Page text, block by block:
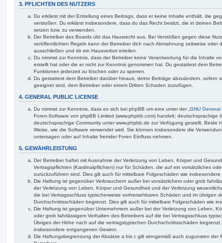
3. PFLICHTEN DES NUTZERS
Du erklärst mit der Erstellung eines Beitrags, dass er keine Inhalte enthält, die
verstoßen. Du erklärst insbesondere, dass du das Recht besitzt, die in deinen
setzen bzw. zu verwenden.
Der Betreiber des Boards übt das Hausrecht aus. Bei Verstößen gegen diese
veröffentlichten Regeln kann der Betreiber dich nach Abmahnung zeitweise oder
ausschließen und dir ein Hausverbot erteilen.
Du nimmst zur Kenntnis, dass der Betreiber keine Verantwortung für die Inhalte
erstellt hat oder die er nicht zur Kenntnis genommen hat. Du gestattest dem
Funktionen jederzeit zu löschen oder zu sperren.
Du gestattest dem Betreiber darüber hinaus, deine Beiträge abzuändern, sofern
geeignet sind, dem Betreiber oder einem Dritten Schaden zuzufügen.
4. GENERAL PUBLIC LICENSE
Du nimmst zur Kenntnis, dass es sich bei phpBB um eine unter der „ GNU
Foren-Software von phpBB Limited (www.phpbb.com) handelt; deutschsprachige
deutschsprachige Community unter www.phpbb.de zur Verfügung gestellt. Beide
Weise, wie die Software verwendet wird. Sie können insbesondere die
untersagen oder auf Inhalte fremder Foren Einfluss nehmen.
5. GEWÄHRLEISTUNG
Der Betreiber haftet mit Ausnahme der Verletzung von Leben, Körper und
Vertragspflichten (Kardinalpflichten) nur für Schäden, die auf ein vorsätzliches
zurückzuführen sind. Dies gilt auch für mittelbare Folgeschäden wie
Die Haftung ist gegenüber Verbrauchern außer bei vorsätzlichem oder grob
der Verletzung von Leben, Körper und Gesundheit und der Verletzung
die bei Vertragsschluss typischerweise vorhersehbaren Schäden und im übrigen
Durchschnittsschäden begrenzt. Dies gilt auch für mittelbare Folgeschäden wie
Die Haftung ist gegenüber Unternehmern außer bei der Verletzung von Leben,
oder grob fahrlässigem Verhalten des Betreibers auf die bei Vertragsschluss
Übrigen der Höhe nach auf die vertragstypischen Durchschnittsschäden
insbesondere entgangenen Gewinn.
Die Haftungsbegrenzung der Absätze a bis c gilt sinngemäß auch zugunsten der